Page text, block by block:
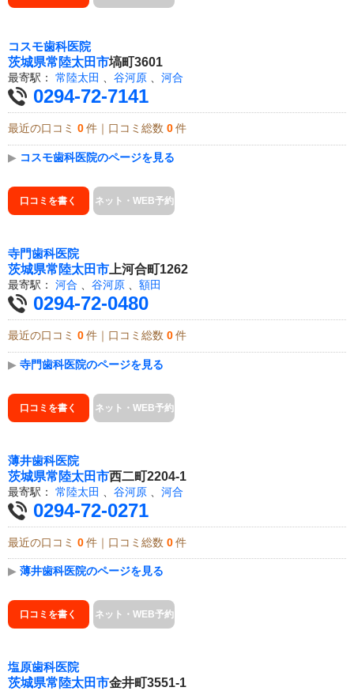
コスモ歯科医院
茨城県常陸太田市塙町3601
最寄駅： 常陸太田 谷河原 河合
0294-72-7141
最近の口コミ 0 件｜口コミ総数 0 件
▶ コスモ歯科医院のページを見る
口コミを書く ネット・WEB予約
寺門歯科医院
茨城県常陸太田市 上河合町1262
最寄駅： 河合 谷河原 額田
0294-72-0480
最近の口コミ 0 件｜口コミ総数 0 件
▶ 寺門歯科医院のページを見る
口コミを書く ネット・WEB予約
薄井歯科医院
茨城県常陸太田市西二町2204-1
最寄駅： 常陸太田 谷河原 河合
0294-72-0271
最近の口コミ 0 件｜口コミ総数 0 件
▶ 薄井歯科医院のページを見る
口コミを書く ネット・WEB予約
塩原歯科医院
茨城県常陸太田市金井町3551-1